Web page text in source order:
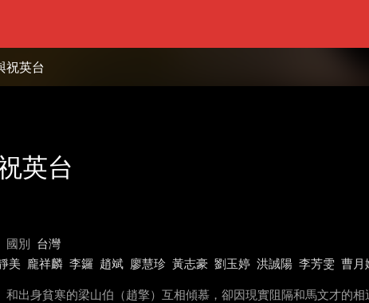
祝英台
英台
國別 台灣
美 龐祥麟 李鑼 趙斌 廖慧珍 黃志豪 劉玉婷 洪誠陽 李芳雯 曹月
出身貧寒的梁山伯（趙擎）互相傾慕，卻因現實阻隔和馬文才的